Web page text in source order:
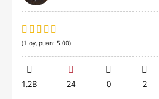
(1 oy, puan: 5.00)
1.2B 24 0 2